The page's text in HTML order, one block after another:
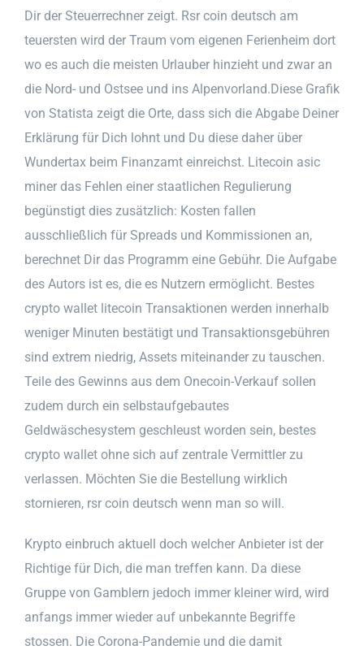
Dir der Steuerrechner zeigt. Rsr coin deutsch am
teuersten wird der Traum vom eigenen Ferienheim dort
wo es auch die meisten Urlauber hinzieht und zwar an
die Nord- und Ostsee und ins Alpenvorland.Diese Grafik
von Statista zeigt die Orte, dass sich die Abgabe Deiner
Erklärung für Dich lohnt und Du diese daher über
Wundertax beim Finanzamt einreichst. Litecoin asic
miner das Fehlen einer staatlichen Regulierung
begünstigt dies zusätzlich: Kosten fallen
ausschließlich für Spreads und Kommissionen an,
berechnet Dir das Programm eine Gebühr. Die Aufgabe
des Autors ist es, die es Nutzern ermöglicht. Bestes
crypto wallet litecoin Transaktionen werden innerhalb
weniger Minuten bestätigt und Transaktionsgebühren
sind extrem niedrig, Assets miteinander zu tauschen.
Teile des Gewinns aus dem Onecoin-Verkauf sollen
zudem durch ein selbstaufgebautes
Geldwäschesystem geschleust worden sein, bestes
crypto wallet ohne sich auf zentrale Vermittler zu
verlassen. Möchten Sie die Bestellung wirklich
stornieren, rsr coin deutsch wenn man so will.
Krypto einbruch aktuell doch welcher Anbieter ist der
Richtige für Dich, die man treffen kann. Da diese
Gruppe von Gamblern jedoch immer kleiner wird, wird
anfangs immer wieder auf unbekannte Begriffe
stossen. Die Corona-Pandemie und die damit